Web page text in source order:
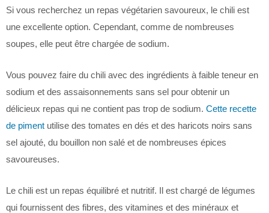
Si vous recherchez un repas végétarien savoureux, le chili est
une excellente option. Cependant, comme de nombreuses
soupes, elle peut être chargée de sodium.
Vous pouvez faire du chili avec des ingrédients à faible teneur en
sodium et des assaisonnements sans sel pour obtenir un
délicieux repas qui ne contient pas trop de sodium. Cette recette
de piment utilise des tomates en dés et des haricots noirs sans
sel ajouté, du bouillon non salé et de nombreuses épices
savoureuses.
Le chili est un repas équilibré et nutritif. Il est chargé de légumes
qui fournissent des fibres, des vitamines et des minéraux et